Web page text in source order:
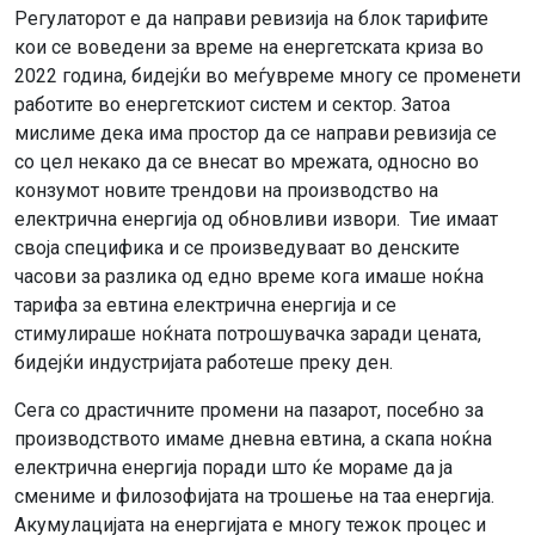
Регулаторот е да направи ревизија на блок тарифите
кои се воведени за време на енергетската криза во
2022 година, бидејќи во меѓувреме многу се променети
работите во енергетскиот систем и сектор. Затоа
мислиме дека има простор да се направи ревизија се
со цел некако да се внесат во мрежата, односно во
конзумот новите трендови на производство на
електрична енергија од обновливи извори. Тие имаат
своја специфика и се произведуваат во денските
часови за разлика од едно време кога имаше ноќна
тарифа за евтина електрична енергија и се
стимулираше ноќната потрошувачка заради цената,
бидејќи индустријата работеше преку ден.
Сега со драстичните промени на пазарот, посебно за
производството имаме дневна евтина, а скапа ноќна
електрична енергија поради што ќе мораме да ја
смениме и филозофијата на трошење на таа енергија.
Акумулацијата на енергијата е многу тежок процес и